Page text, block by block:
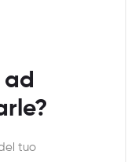
ad
tuo